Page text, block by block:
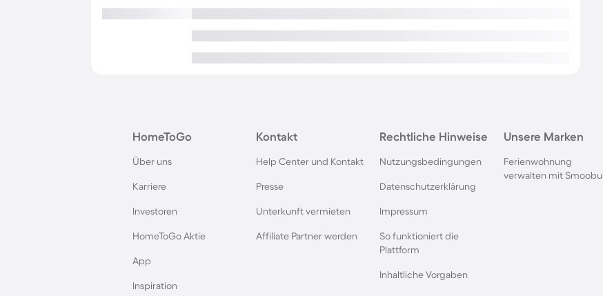
HomeToGo
Über uns
Karriere
Investoren
HomeToGo Aktie
App
Inspiration
Kontakt
Help Center und Kontakt
Presse
Unterkunft vermieten
Affiliate Partner werden
Rechtliche Hinweise
Nutzungsbedingungen
Datenschutzerklärung
Impressum
So funktioniert die
Plattform
Inhaltliche Vorgaben
Unsere Marken
Ferienwohnung
verwalten mit Smoobu